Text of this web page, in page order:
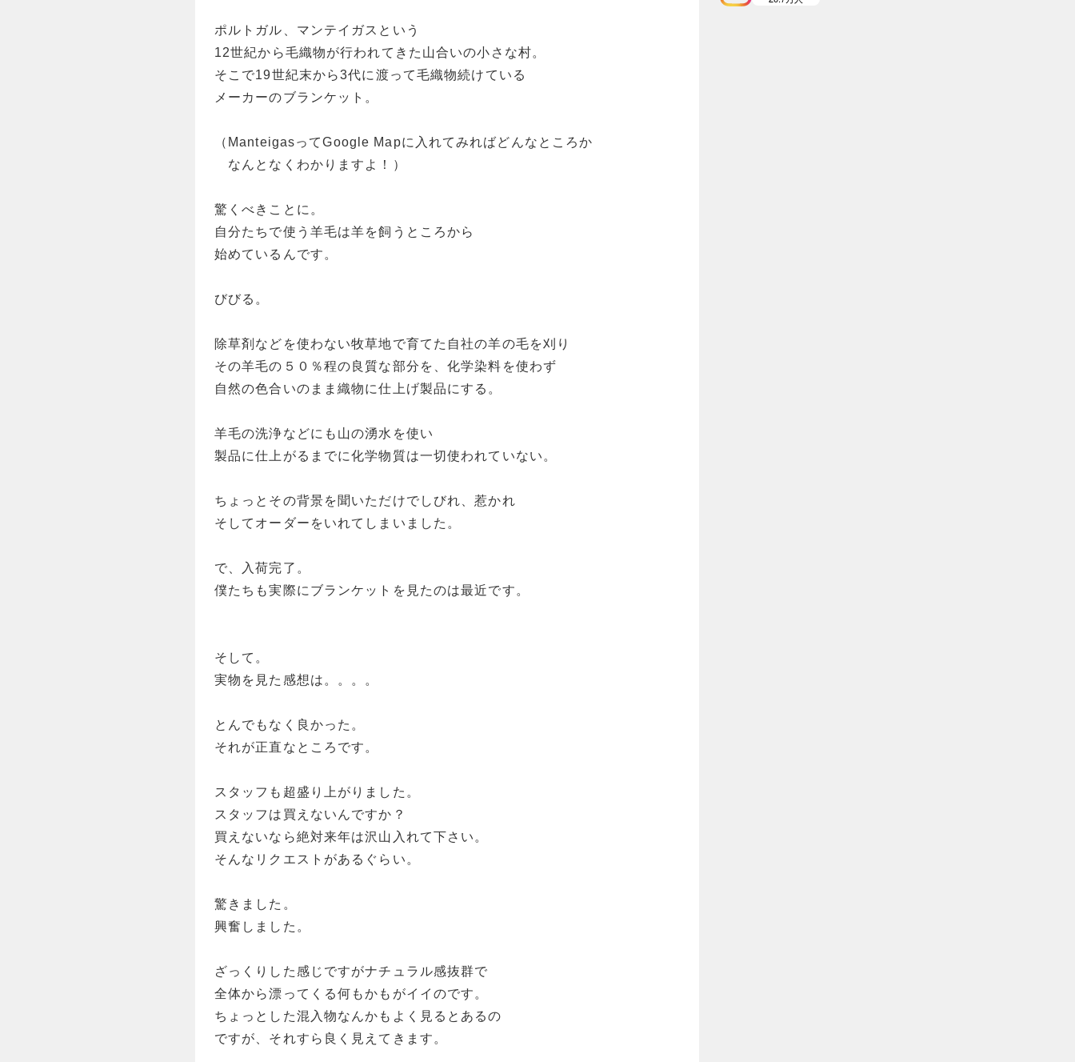
ポルトガル、マンテイガスという
12世紀から毛織物が行われてきた山合いの小さな村。
そこで19世紀末から3代に渡って毛織物続けている
メーカーのブランケット。
（ManteigasってGoogle Mapに入れてみればどんなところか
なんとなくわかりますよ！）
驚くべきことに。
自分たちで使う羊毛は羊を飼うところから
始めているんです。
びびる。
除草剤などを使わない牧草地で育てた自社の羊の毛を刈り
その羊毛の５０％程の良質な部分を、化学染料を使わず
自然の色合いのまま織物に仕上げ製品にする。
羊毛の洗浄などにも山の湧水を使い
製品に仕上がるまでに化学物質は一切使われていない。
ちょっとその背景を聞いただけでしびれ、惹かれ
そしてオーダーをいれてしまいました。
で、入荷完了。
僕たちも実際にブランケットを見たのは最近です。
そして。
実物を見た感想は。。。。
とんでもなく良かった。
それが正直なところです。
スタッフも超盛り上がりました。
スタッフは買えないんですか？
買えないなら絶対来年は沢山入れて下さい。
そんなリクエストがあるぐらい。
驚きました。
興奮しました。
ざっくりした感じですがナチュラル感抜群で
全体から漂ってくる何もかもがイイのです。
ちょっとした混入物なんかもよく見るとあるの
ですが、それすら良く見えてきます。